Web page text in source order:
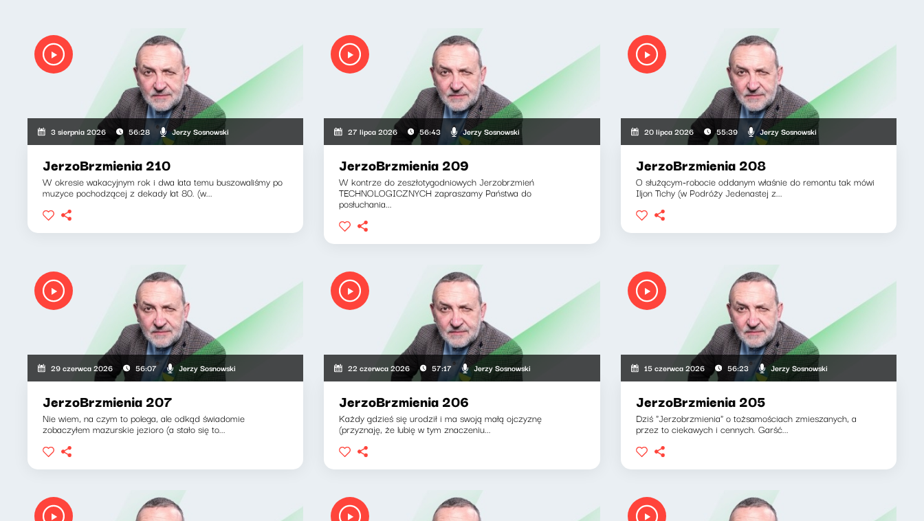
3 sierpnia 2026 56:28 Jerzy Sosnowski
JerzoBrzmienia 210
W okresie wakacyjnym rok i dwa lata temu buszowaliśmy po
muzyce pochodzącej z dekady lat 80. (w...
27 lipca 2026 56:43 Jerzy Sosnowski
JerzoBrzmienia 209
W kontrze do zeszłotygodniowych Jerzobrzmień
TECHNOLOGICZNYCH zapraszamy Państwa do
posłuchania...
20 lipca 2026 55:39 Jerzy Sosnowski
JerzoBrzmienia 208
O służącym-robocie oddanym właśnie do remontu tak mówi
Iljon Tichy (w Podróży Jedenastej z...
29 czerwca 2026 56:07 Jerzy Sosnowski
JerzoBrzmienia 207
Nie wiem, na czym to polega, ale odkąd świadomie
zobaczyłem mazurskie jezioro (a stało się to...
22 czerwca 2026 57:17 Jerzy Sosnowski
JerzoBrzmienia 206
Każdy gdzieś się urodził i ma swoją małą ojczyznę
(przyznaję, że lubię w tym znaczeniu...
15 czerwca 2026 56:23 Jerzy Sosnowski
JerzoBrzmienia 205
Dziś "Jerzobrzmienia" o tożsamościach zmieszanych, a
przez to ciekawych i cennych. Garść...